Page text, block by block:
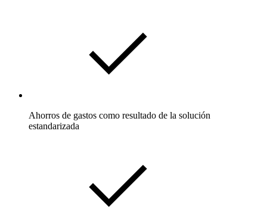
Ahorros de gastos como resultado de la solución
estandarizada